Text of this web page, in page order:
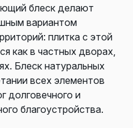
блеск делают
вариантом
плитка с этой
как в частных дворах,
Блеск натуральных
всех элементов
долговечного и
благоустройства.